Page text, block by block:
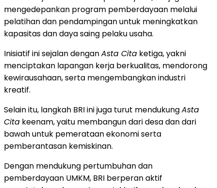
mengedepankan program pemberdayaan melalui
pelatihan dan pendampingan untuk meningkatkan
kapasitas dan daya saing pelaku usaha.
Inisiatif ini sejalan denganAsta Cita ketiga, yakni
menciptakan lapangan kerja berkualitas, mendorong
kewirausahaan, serta mengembangkan industri
kreatif.
Selain itu, langkah BRI ini juga turut mendukungAsta
Cita keenam, yaitu membangun dari desa dan dari
bawah untuk pemerataan ekonomi serta
pemberantasan kemiskinan.
Dengan mendukung pertumbuhan dan
pemberdayaan UMKM, BRI berperan aktif